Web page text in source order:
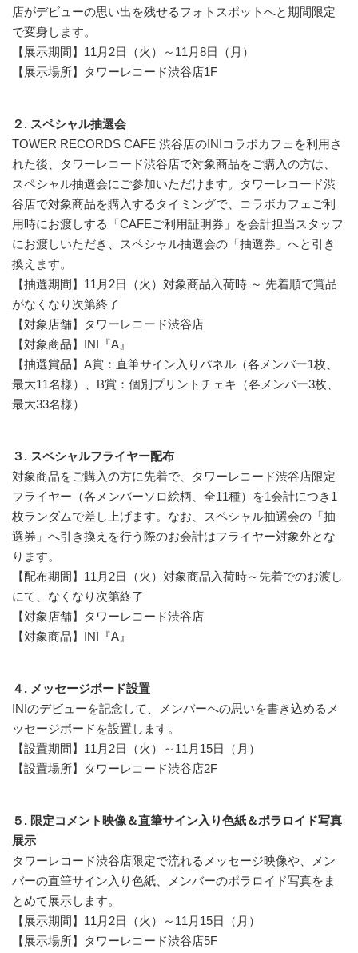
店がデビューの思い出を残せるフォトスポットへと期間限定
で変身します。
【展示期間】11月2日（火）～11月8日（月）
【展示場所】タワーレコード渋谷店1F
２. スペシャル抽選会
TOWER RECORDS CAFE 渋谷店のINIコラボカフェを利用さ
れた後、タワーレコード渋谷店で対象商品をご購入の方は、
スペシャル抽選会にご参加いただけます。タワーレコード渋
谷店で対象商品を購入するタイミングで、コラボカフェご利
用時にお渡しする「CAFEご利用証明券」を会計担当スタッフ
にお渡しいただき、スペシャル抽選会の「抽選券」へと引き
換えます。
【抽選期間】11月2日（火）対象商品入荷時 ～ 先着順で賞品
がなくなり次第終了
【対象店舗】タワーレコード渋谷店
【対象商品】INI『A』
【抽選賞品】A賞：直筆サイン入りパネル（各メンバー1枚、
最大11名様）、B賞：個別プリントチェキ（各メンバー3枚、
最大33名様）
３. スペシャルフライヤー配布
対象商品をご購入の方に先着で、タワーレコード渋谷店限定
フライヤー（各メンバーソロ絵柄、全11種）を1会計につき1
枚ランダムで差し上げます。なお、スペシャル抽選会の「抽
選券」へ引き換えを行う際のお会計はフライヤー対象外とな
ります。
【配布期間】11月2日（火）対象商品入荷時～先着でのお渡し
にて、なくなり次第終了
【対象店舗】タワーレコード渋谷店
【対象商品】INI『A』
４. メッセージボード設置
INIのデビューを記念して、メンバーへの思いを書き込めるメ
ッセージボードを設置します。
【設置期間】11月2日（火）～11月15日（月）
【設置場所】タワーレコード渋谷店2F
５. 限定コメント映像＆直筆サイン入り色紙＆ポラロイド写真
展示
タワーレコード渋谷店限定で流れるメッセージ映像や、メン
バーの直筆サイン入り色紙、メンバーのポラロイド写真をま
とめて展示します。
【展示期間】11月2日（火）～11月15日（月）
【展示場所】タワーレコード渋谷店5F